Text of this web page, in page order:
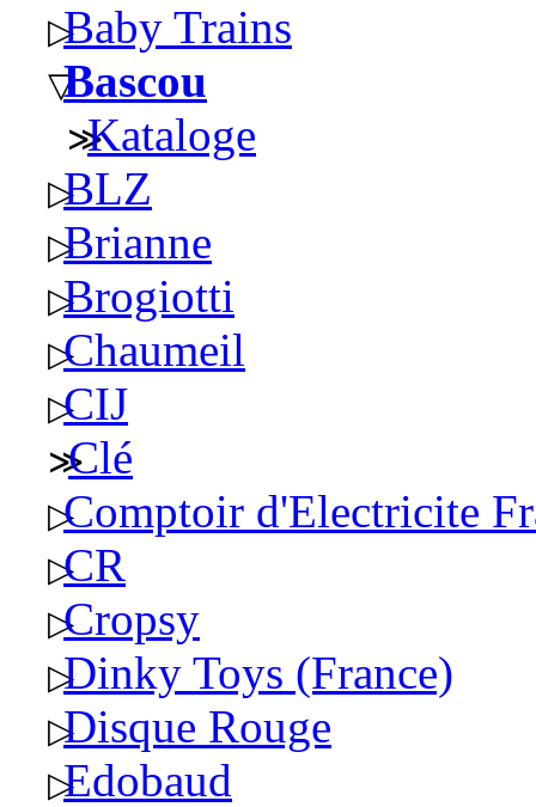
Baby Trains
Bascou
Kataloge
BLZ
Brianne
Brogiotti
Chaumeil
CIJ
Clé
Comptoir d'Electricite
CR
Cropsy
Dinky Toys (France)
Disque Rouge
Edobaud